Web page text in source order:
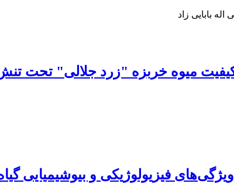
بابایی زاد
کیفیت میوه خربزه "زرد جلالی" تحت
فیزیولوژیکی و بیوشیمیایی